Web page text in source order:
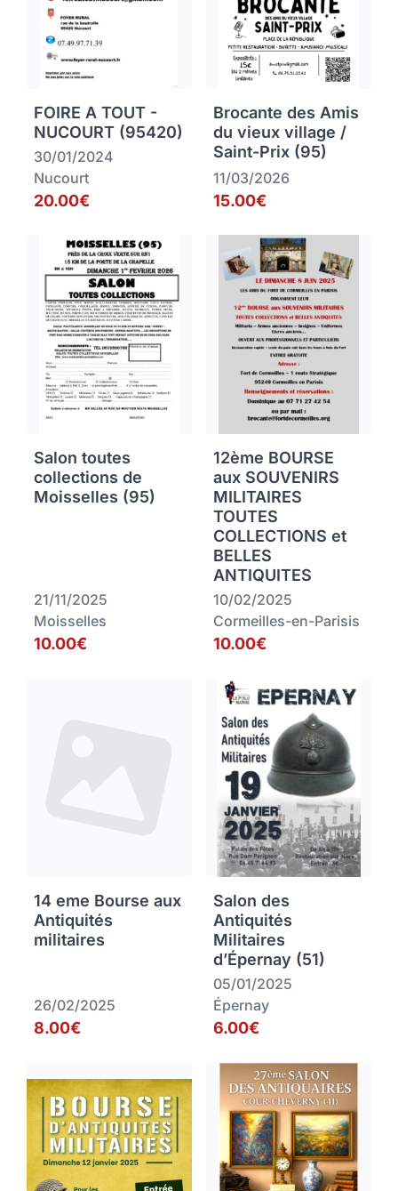
FOIRE A TOUT -
NUCOURT (95420)
30/01/2024
Nucourt
20.00€
Brocante des Amis
du vieux village /
Saint-Prix (95)
11/03/2026
15.00€
Salon toutes
collections de
Moisselles (95)
21/11/2025
Moisselles
10.00€
12ème BOURSE
aux SOUVENIRS
MILITAIRES
TOUTES
COLLECTIONS et
BELLES
ANTIQUITES
10/02/2025
Cormeilles-en-Parisis
10.00€
14 eme Bourse aux
Antiquités
militaires
26/02/2025
8.00€
Salon des
Antiquités
Militaires
d’Épernay (51)
05/01/2025
Épernay
6.00€